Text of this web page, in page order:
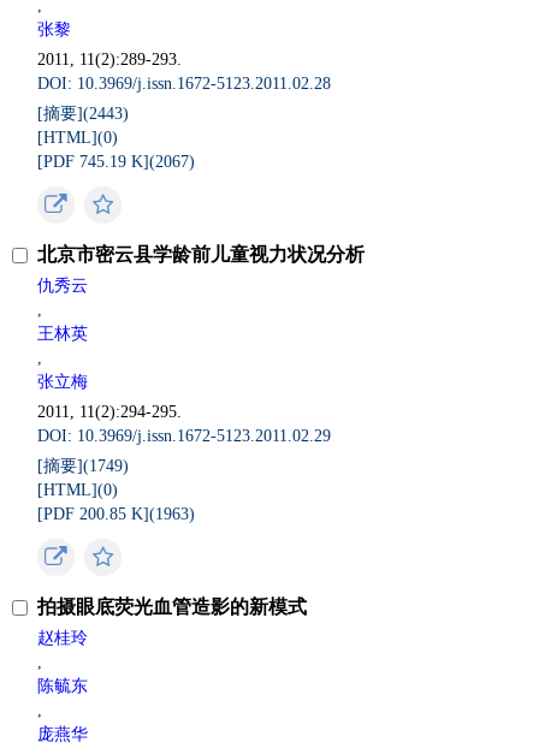
,
张黎
2011, 11(2):289-293.
DOI: 10.3969/j.issn.1672-5123.2011.02.28
[摘要](2443)
[HTML](0)
[PDF 745.19 K](2067)
北京市密云县学龄前儿童视力状况分析
仇秀云
,
王林英
,
张立梅
2011, 11(2):294-295.
DOI: 10.3969/j.issn.1672-5123.2011.02.29
[摘要](1749)
[HTML](0)
[PDF 200.85 K](1963)
拍摄眼底荧光血管造影的新模式
赵桂玲
,
陈毓东
,
庞燕华